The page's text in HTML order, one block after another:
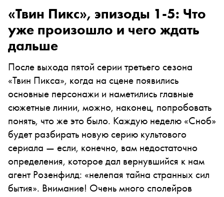
«Твин Пикс», эпизоды 1-5: Что
уже произошло и чего ждать
дальше
После выхода пятой серии третьего сезона
«Твин Пикса», когда на сцене появились
основные персонажи и наметились главные
сюжетные линии, можно, наконец, попробовать
понять, что же это было. Каждую неделю «Сноб»
будетразбирать новую серию культового
сериала — если, конечно, вам недостаточно
определения, которое дал вернувшийся к нам
агент Розенфилд: «нелепая тайна странных сил
бытия». Внимание! Очень много сполейров